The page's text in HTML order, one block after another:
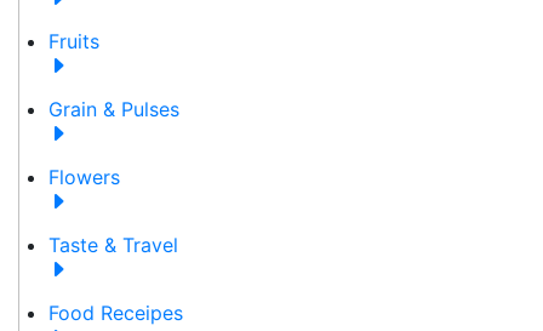
Fruits
Grain & Pulses
Flowers
Taste & Travel
Food Receipes